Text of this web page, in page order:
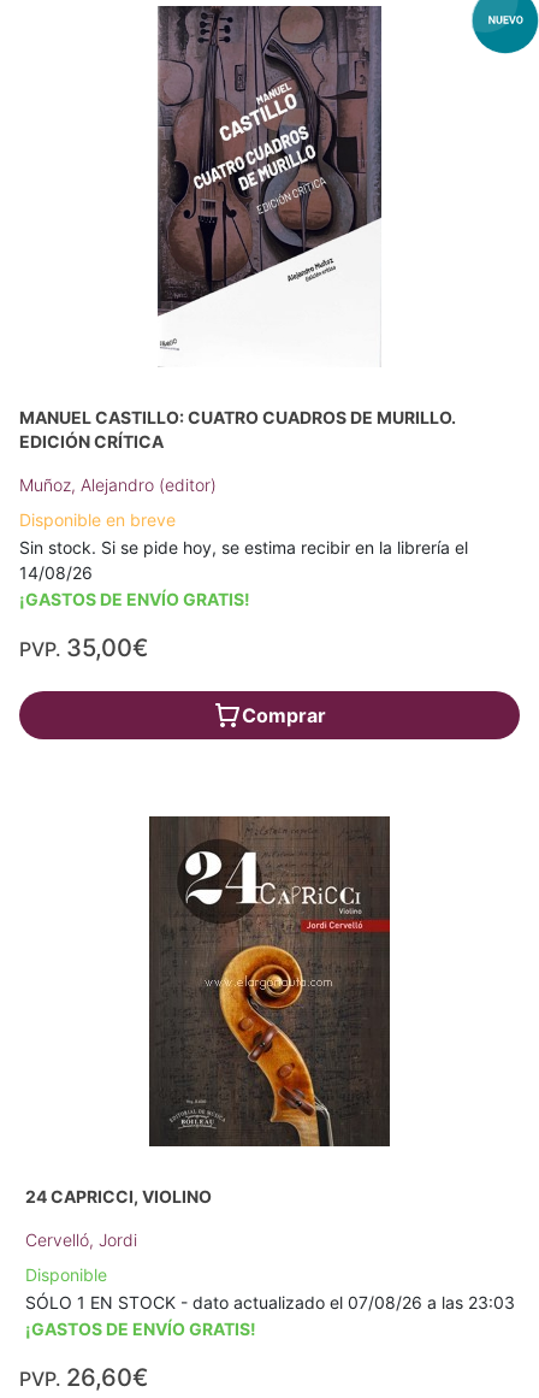
MANUEL CASTILLO: CUATRO CUADROS DE MURILLO.
EDICIÓN CRÍTICA
Muñoz, Alejandro (editor)
Disponible en breve
Sin stock. Si se pide hoy, se estima recibir en la librería el
14/08/26
¡GASTOS DE ENVÍO GRATIS!
PVP. 35,00€
Comprar
24 CAPRICCI, VIOLINO
Cervelló, Jordi
Disponible
SÓLO 1 EN STOCK - dato actualizado el 07/08/26 a las 23:03
¡GASTOS DE ENVÍO GRATIS!
PVP. 26,60€